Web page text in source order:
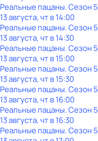
Реальные пацаны. Сезон 5
13 августа, чт в 14:00
Реальные пацаны. Сезон 5
13 августа, чт в 14:30
Реальные пацаны. Сезон 5
13 августа, чт в 15:00
Реальные пацаны. Сезон 5
13 августа, чт в 15:30
Реальные пацаны. Сезон 5
13 августа, чт в 16:00
Реальные пацаны. Сезон 5
13 августа, чт в 16:30
Реальные пацаны. Сезон 5